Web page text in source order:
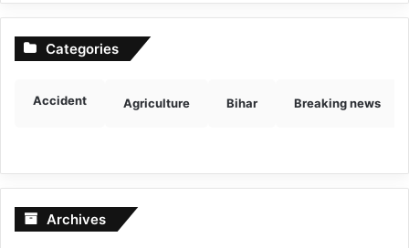
Categories
Accident Agriculture Bihar Breaking news
Archives Archives